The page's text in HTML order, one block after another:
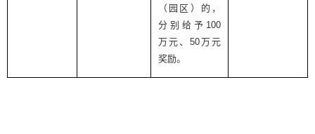
（园区）的，
分别给予 100
万元、 50万元
奖励。